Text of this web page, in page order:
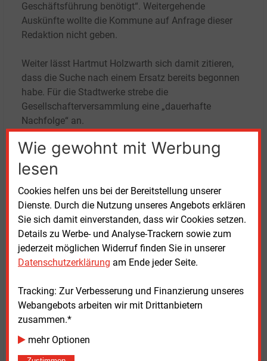
Wie gewohnt mit Werbung
lesen
Cookies helfen uns bei der Bereitstellung unserer
Dienste. Durch die Nutzung unseres Angebots erklären
Sie sich damit einverstanden, dass wir Cookies setzen.
Details zu Werbe- und Analyse-Trackern sowie zum
jederzeit möglichen Widerruf finden Sie in unserer
Datenschutzerklärung am Ende jeder Seite.
Tracking: Zur Verbesserung und Finanzierung unseres
Webangebots arbeiten wir mit Drittanbietern
zusammen.*
mehr Optionen
Geschäftsführung benötigt“. Weitergehende
Auskünfte wollte die Kommune auf Anfrage dieser
Redaktion nicht geben.
Weiter lässt Hartmut Holzwarth sich damit zitieren,
dass die Suche nach einem Ersatz bereits begonnen
habe. Für die Stadtwerke strebe die
Gesellschafterversammlung eine „dauerhafte
Nachfolge“ an.
Winnenden liegt etwa 20 Kilometer nordöstlich der
baden-württembergischen Landeshauptstadt
Stuttgart im Rems-Murr-Kreis. Die Stadtwerke sind
Energie- und Wasserversorger und haben nach
eigenen Angaben etwa 40.000 Kundinnen und
Kunden.
Laut einer aktuellen Stellenanzeige, in der die
Stadtwerke einen Menschen für die Abteilungsleitung
über 80 Mitarbeitende. Eine Sprecherin der Kommune
erklärte auf Anfrage, bei der Abteilungsleitung
handele es sich um eine andere Funktionsstelle als
die, von der Winnenden Martin Leidig abberufen hat.